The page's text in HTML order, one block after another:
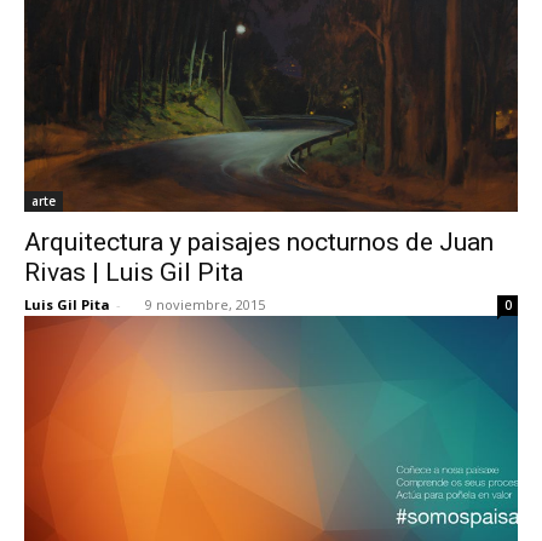
arte
Arquitectura y paisajes nocturnos de Juan
Rivas | Luis Gil Pita
Luis Gil Pita - 9 noviembre, 2015 0